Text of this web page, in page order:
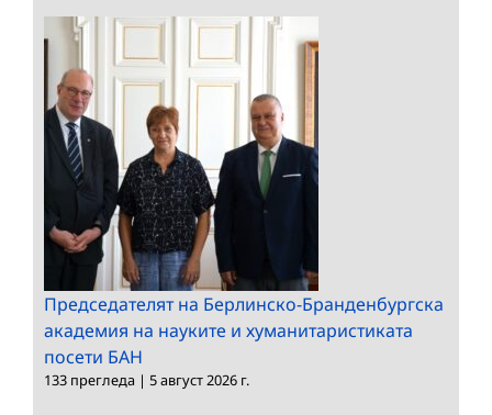
Председателят на Берлинско-Бранденбургска
академия на науките и хуманитаристиката
посети БАН
133 прегледа | 5 август 2026 г.